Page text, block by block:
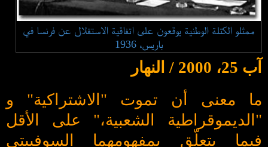
ممثلو الكتلة الوطنية يوقعون على اتفاقية الاستقلال عن فرنسا في
باريس، 1936
آب 25، 2000 / النهار
ما معنى أن تموت "الاشتراكية" و
"الديموقراطية الشعبية،" على الأقل
فيما يتعلّق بمفهومهما السوفييتي